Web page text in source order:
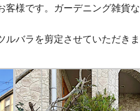
様です。ガーデニング雑貨
バラを剪定させていただきま